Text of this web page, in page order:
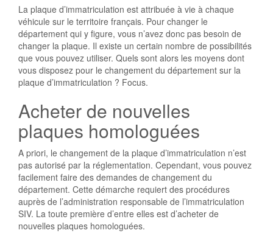
La plaque d’immatriculation est attribuée à vie à chaque
véhicule sur le territoire français. Pour changer le
département qui y figure, vous n’avez donc pas besoin de
changer la plaque. Il existe un certain nombre de possibilités
que vous pouvez utiliser. Quels sont alors les moyens dont
vous disposez pour le changement du département sur la
plaque d’immatriculation ? Focus.
Acheter de nouvelles
plaques homologuées
A priori, le changement de la plaque d’immatriculation n’est
pas autorisé par la réglementation. Cependant, vous pouvez
facilement faire des demandes de changement du
département. Cette démarche requiert des procédures
auprès de l’administration responsable de l’immatriculation
SIV. La toute première d’entre elles est d’acheter de
nouvelles plaques homologuées.